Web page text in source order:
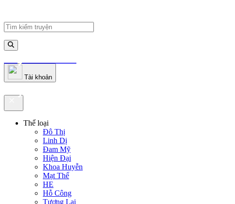
truyenfullz.com
Tài khoản
truyenfullz.com
Thể loại
Đô Thị
Linh Dị
Đam Mỹ
Hiện Đại
Khoa Huyễn
Mạt Thế
HE
Hỗ Công
Tương Lai